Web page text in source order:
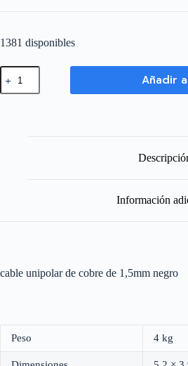
1381 disponibles
Cable
Unipolar
1,5
cantidad
Añadir
Información
cable unipolar de cobre de 1,5mm negro
Peso 4 kg